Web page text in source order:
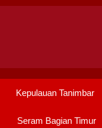
Kepulauan Tanimbar
Seram Bagian Timur